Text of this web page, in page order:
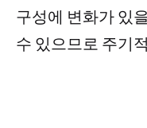
구성에 변화가 있
수 있으므로 주기